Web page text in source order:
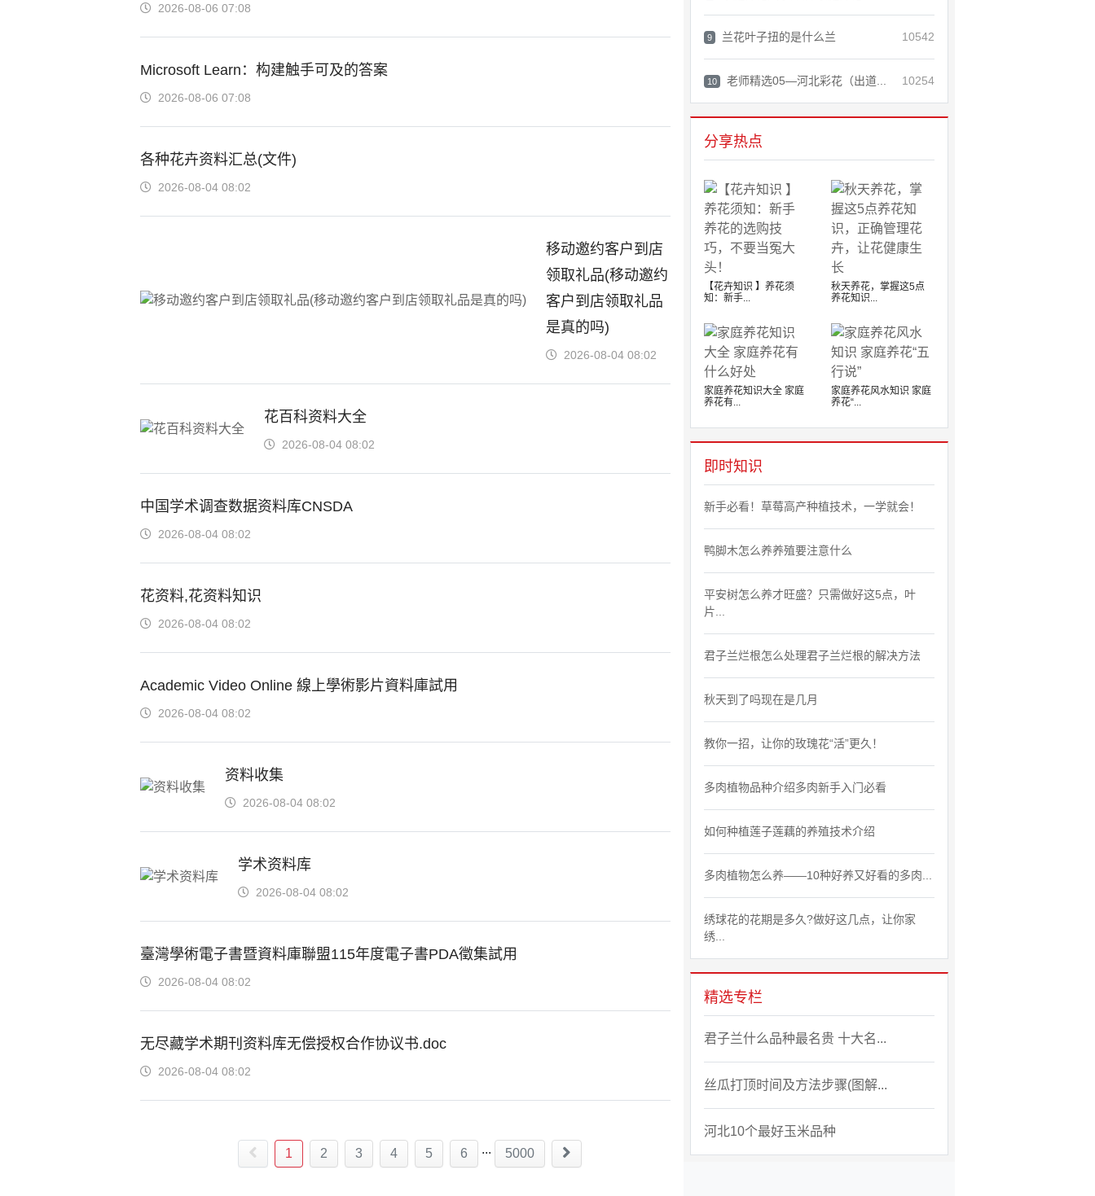
2026-08-06 07:08
Microsoft Learn：构建触手可及的答案
2026-08-06 07:08
各种花卉资料汇总(文件)
2026-08-04 08:02
移动邀约客户到店
领取礼品(移动邀约
客户到店领取礼品
是真的吗)
2026-08-04 08:02
花百科资料大全
2026-08-04 08:02
中国学术调查数据资料库CNSDA
2026-08-04 08:02
花资料,花资料知识
2026-08-04 08:02
Academic Video Online 線上學術影片資料庫試用
2026-08-04 08:02
资料收集
2026-08-04 08:02
学术资料库
2026-08-04 08:02
臺灣學術電子書暨資料庫聯盟115年度電子書PDA徵集試用
2026-08-04 08:02
无尽藏学术期刊资料库无偿授权合作协议书.doc
2026-08-04 08:02
1 2 3 4 5 6 ... 5000
9 兰花叶子扭的是什么兰 10542
10 老师精选05—河北彩花（出道... 10254
分享热点
【花卉知识 】养花须
知：新手...
秋天养花，掌握这5点
养花知识...
家庭养花知识大全 家庭
养花有...
家庭养花风水知识 家庭
养花“...
即时知识
新手必看！草莓高产种植技术，一学就会！
鸭脚木怎么养养殖要注意什么
平安树怎么养才旺盛？只需做好这5点，叶
片...
君子兰烂根怎么处理君子兰烂根的解决方法
秋天到了吗现在是几月
教你一招，让你的玫瑰花“活”更久！
多肉植物品种介绍多肉新手入门必看
如何种植莲子莲藕的养殖技术介绍
多肉植物怎么养——10种好养又好看的多肉...
绣球花的花期是多久?做好这几点，让你家
绣...
精选专栏
君子兰什么品种最名贵 十大名...
丝瓜打顶时间及方法步骤(图解...
河北10个最好玉米品种